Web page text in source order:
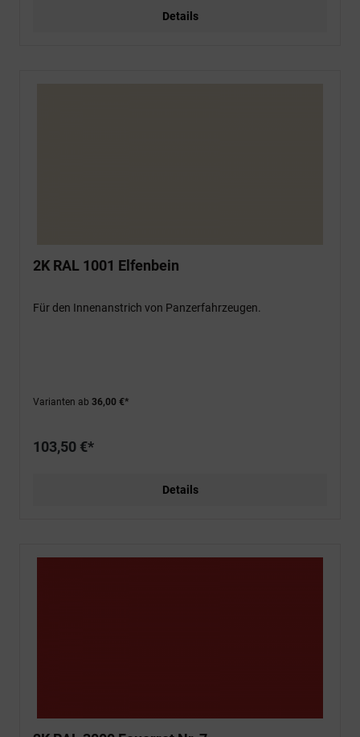
Details
2K RAL 1001 Elfenbein
Für den Innenanstrich von Panzerfahrzeugen.
Varianten ab 36,00 €*
103,50 €*
Details